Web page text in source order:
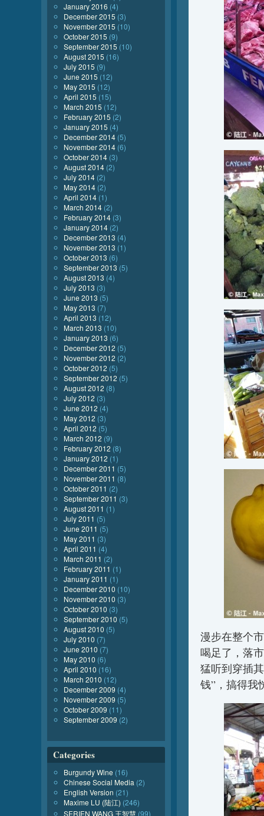
漫步在整个
喝足了，落
猛听到穿插
钱”，搞得我
January 2016 (4)
December 2015 (3)
November 2015 (10)
October 2015 (9)
September 2015 (10)
August 2015 (16)
July 2015 (9)
June 2015 (12)
May 2015 (12)
April 2015 (15)
March 2015 (12)
February 2015 (2)
January 2015 (4)
December 2014 (5)
November 2014 (6)
October 2014 (3)
August 2014 (2)
July 2014 (2)
May 2014 (2)
April 2014 (1)
March 2014 (2)
February 2014 (3)
January 2014 (2)
December 2013 (4)
November 2013 (1)
October 2013 (6)
September 2013 (5)
August 2013 (4)
July 2013 (3)
June 2013 (5)
May 2013 (7)
April 2013 (12)
March 2013 (10)
January 2013 (6)
December 2012 (5)
November 2012 (2)
October 2012 (5)
September 2012 (5)
August 2012 (8)
July 2012 (3)
June 2012 (4)
May 2012 (3)
April 2012 (5)
March 2012 (9)
February 2012 (8)
January 2012 (1)
December 2011 (5)
November 2011 (8)
October 2011 (2)
September 2011 (3)
August 2011 (1)
July 2011 (5)
June 2011 (5)
May 2011 (3)
April 2011 (4)
March 2011 (2)
February 2011 (1)
January 2011 (1)
December 2010 (10)
November 2010 (3)
October 2010 (3)
September 2010 (5)
August 2010 (5)
July 2010 (7)
June 2010 (7)
May 2010 (6)
April 2010 (16)
March 2010 (12)
December 2009 (4)
November 2009 (5)
October 2009 (11)
September 2009 (2)
Categories
Burgundy Wine (16)
Chinese Social Media (2)
English Version (21)
Maxime LU (陆江) (246)
SERIEN WANG 王智慧 (99)